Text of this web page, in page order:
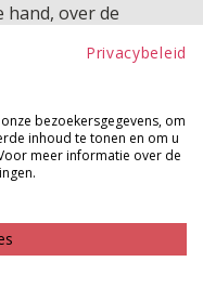
hand, over de
de verstelbare band.
heb je al je
hand. Een ideale
die moeiteloos bij
Privacybeleid
bezoekersgegevens, om
inhoud te tonen en om u
meer informatie over de